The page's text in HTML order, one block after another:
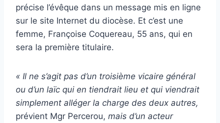
précise l’évêque dans un message mis en ligne
sur le site Internet du diocèse. Et c’est une
femme, Françoise Coquereau, 55 ans, qui en
sera la première titulaire.
« Il ne s’agit pas d’un troisième vicaire général
ou d’un laïc qui en tiendrait lieu et qui viendrait
simplement alléger la charge des deux autres,
prévient Mgr Percerou, mais d’un acteur